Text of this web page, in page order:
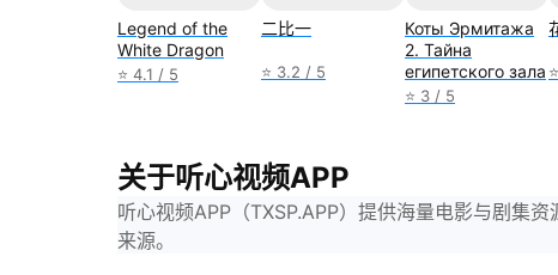
Legend of the
White Dragon
⭐ 4.1 / 5
二比一
⭐ 3.2 / 5
Коты Эрмитажа
2. Тайна
египетского зала
⭐ 3 / 5
关于听心视频APP
听心视频APP（TXSP.APP）提供海量电影与剧集
来源。